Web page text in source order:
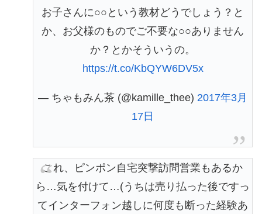
お子さんに○○という教材どうでしょう？と
か、お父様のものでご不要な○○ありません
か？とかそういうの。
https://t.co/KbQYW6DV5x
— ちゃもみん茶 (@kamille_thee) 2017年3月
17日
これ、ピンポン自宅突撃訪問営業もあるか
ら…気を付けて…(うちは売り払った後ですっ
てインターフォン越しに何度も断った経験あ